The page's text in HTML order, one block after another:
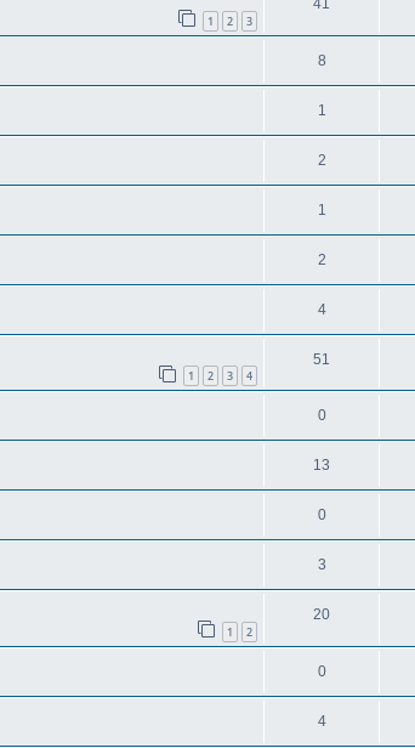
1 2 3
41
8
1
2
1
2
4
1 2 3 4
51
0
13
0
3
1 2
20
0
4